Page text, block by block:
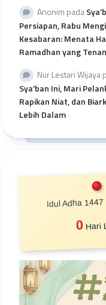
Anonim pada
Persiapan, Rabu
Kesabaran: Menata
Ramadhan yang
Nur Lestari Wijaya
Sya’ban Ini, Mari
Rapikan Niat, dan
Lebih Dalam
Idul Adha
0 Hari